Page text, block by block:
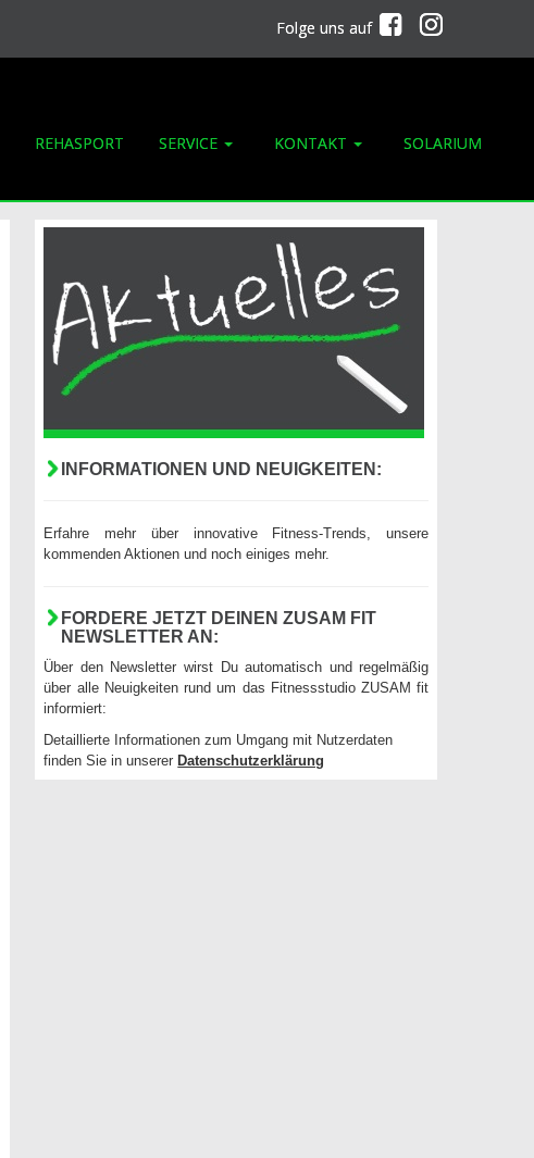
Folge uns auf
REHASPORT SERVICE KONTAKT SOLARIUM
INFORMATIONEN UND NEUIGKEITEN:
Erfahre mehr über innovative Fitness-Trends, unsere
kommenden Aktionen und noch einiges mehr.
FORDERE JETZT DEINEN ZUSAM FIT
NEWSLETTER AN:
Über den Newsletter wirst Du automatisch und regelmäßig
über alle Neuigkeiten rund um das Fitnessstudio ZUSAM fit
informiert:
Detaillierte Informationen zum Umgang mit Nutzerdaten
finden Sie in unserer Datenschutzerklärung